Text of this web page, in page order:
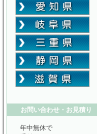
お問い合わせ・お見積り
年中無休で